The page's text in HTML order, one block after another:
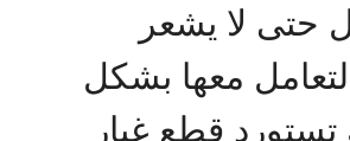
حتى لا يشعر
معها بشكل
تستورد قطع غيار